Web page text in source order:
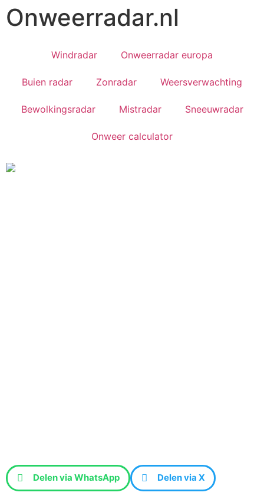
Onweerradar.nl
Windradar Onweerradar europa
Buien radar Zonradar Weersverwachting
Bewolkingsradar Mistradar Sneeuwradar
Onweer calculator
Delen via WhatsApp Delen via X